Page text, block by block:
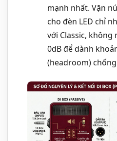
mạnh nhất. Vặn
cho đèn LED chỉ
với Classic, không
0dB để dành
(headroom)